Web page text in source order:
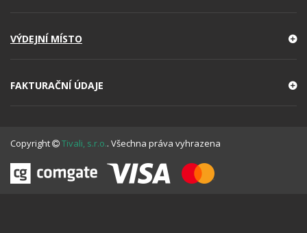
VÝDEJNÍ MÍSTO
FAKTURAČNÍ ÚDAJE
Copyright Tivali, s.r.o.. Všechna práva vyhrazena